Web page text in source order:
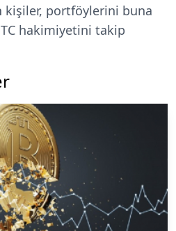
portföylerini buna
hakimiyetini takip